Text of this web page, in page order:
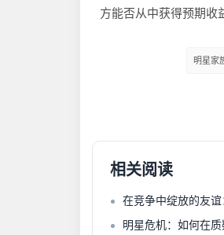
方能否从中获得预期收
明星家
相关阅读
在竞争中绽放的友
明星危机：如何在